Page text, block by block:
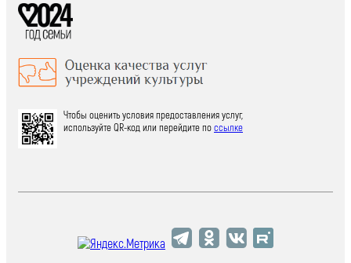
Чтобы оценить условия предоставления услуг,
используйте QR-код или перейдите поссылке